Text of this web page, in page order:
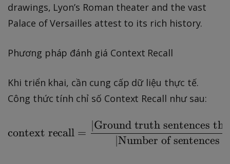
drawings, Lyon’s Roman theater and the vast
Palace of Versailles attest to its rich history.
Phương pháp đánh giá Context Recall
Khi triển khai, cần cung cấp dữ liệu thực tế.
Công thức tính chỉ số Context Recall như sau:
\text{context recall} =
context recall =
∣Number of sentences
∣Ground truth sentences